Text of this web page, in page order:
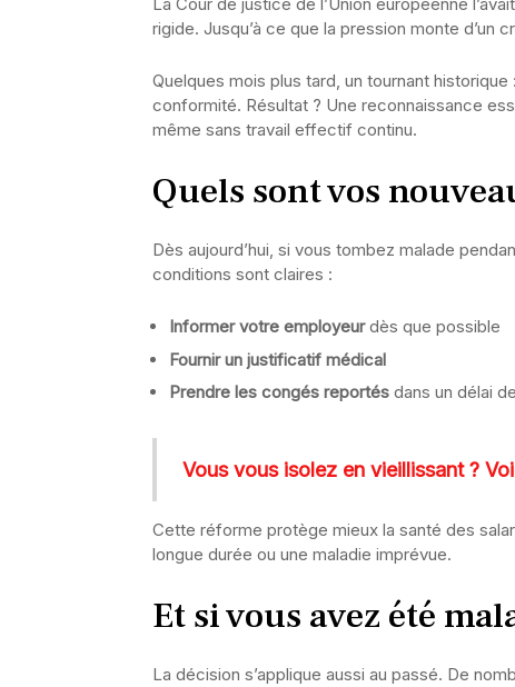
rigide. Jusqu’à ce que la pression monte d’un
Quelques mois plus tard, un tournant historique
conformité. Résultat ? Une reconnaissance
même sans travail effectif continu.
Quels sont vos
Dès aujourd’hui, si vous tombez malade
conditions sont claires :
Informer votre employeurdès que possible
Fournir un justificatif médical
Prendre les congés reportés dans un délai
Vous vous isolez en vieillissant ?
Cette réforme protège mieux la santé des
longue durée ou une maladie imprévue.
Et si vous avez été
La décision s’applique aussi au passé. De